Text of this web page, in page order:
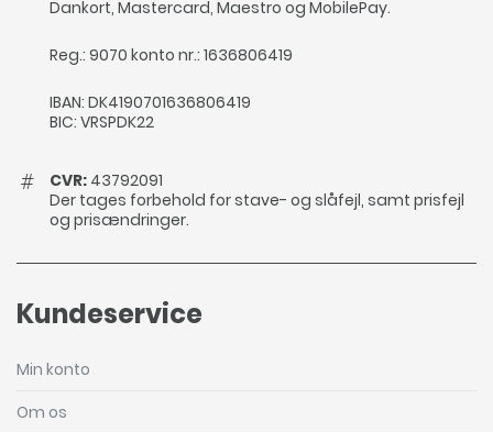
Dankort, Mastercard, Maestro og MobilePay.
Reg.: 9070 konto nr.: 1636806419
IBAN: DK4190701636806419
BIC: VRSPDK22
CVR: 43792091
Der tages forbehold for stave- og slåfejl, samt prisfejl
og prisændringer.
Kundeservice
Min konto
Om os